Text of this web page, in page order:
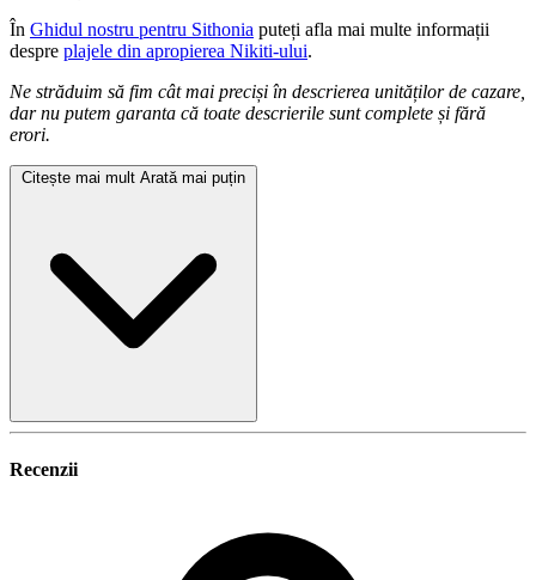
În Ghidul nostru pentru Sithonia puteți afla mai multe informații
despre plajele din apropierea Nikiti-ului.
Ne străduim să fim cât mai preciși în descrierea unităților de cazare,
dar nu putem garanta că toate descrierile sunt complete și fără
erori.
Citește mai mult Arată mai puțin
Recenzii